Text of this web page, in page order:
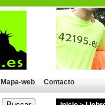
Mapa-web Contacto